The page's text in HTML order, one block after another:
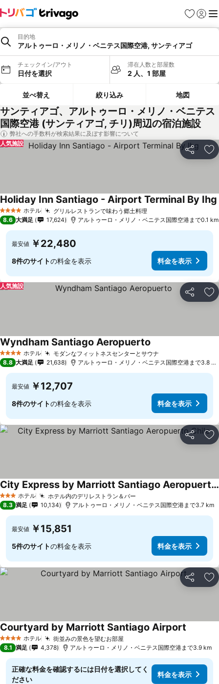
お気に入り
ログイ
メ
目的地
アルトゥーロ・メリノ・ベニテス国際空港, サンティアゴ
チェックイン/アウト
日付を選択
滞在人数と部屋数
2 人、1 部屋
並べ替え 絞り込み 地図
サンティアゴ、アルトゥーロ・メリノ・ベニテス
国際空港 (サンティアゴ, チリ)周辺の宿泊施設
弊社への手数料が検索結果に及ぼす影響について
シェア お
人気施設
4 ホテルのランク
ホテル グリルレストランで味わう郷土料理料金を表示
Holiday Inn Santiago - Airport Terminal By Ihg
8.6 大満足 17,624 アルトゥーロ・メリノ・ベニテス国際空港まで0.1 km
最安値 ￥22,480
8件のサイトの料金を表示 料金を表示
シェア お
人気施設
4 ホテルのランク
ホテル モダンなフィットネスセンターとサウナ
Wyndham Santiago Aeropuerto
8.8 大満足 21,638 アルトゥーロ・メリノ・ベニテス国際空港まで3.8 km
最安値 ￥12,707
8件のサイトの料金を表示 料金を表示
シェア お
3 ホテルのランク
ホテル ホテル内のデリレストラン＆バー
City Express by Marriott Santiago Aeropuerto Chile
料金を表示
8.3 満足 10,134 アルトゥーロ・メリノ・ベニテス国際空港まで3.7 km
最安値 ￥15,851
5件のサイトの料金を表示 料金を表示
シェア お
4 ホテルのランク
ホテル 街並みの景色を望むお部屋料金を表示
Courtyard by Marriott Santiago Airport
8.1 満足 4,378 アルトゥーロ・メリノ・ベニテス国際空港まで3.9 km
正確な料金を確認するには日付を選択してく
ださい
料金を表示